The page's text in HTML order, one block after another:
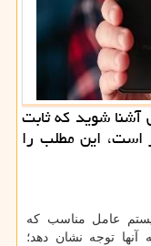
آشنا شوید که ثابت
است، این مطلب را
عامل مناسب که
آنها توجه نشان دهد؛